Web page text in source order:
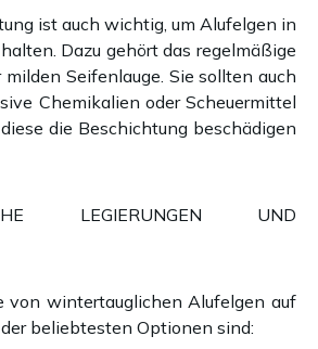
ist auch wichtig, um Alufelgen in
Dazu gehört das regelmäßige
Seifenlauge. Sie sollten auch
Chemikalien oder Scheuermittel
die Beschichtung beschädigen
LEGIERUNGEN UND
von wintertauglichen Alufelgen auf
beliebtesten Optionen sind: